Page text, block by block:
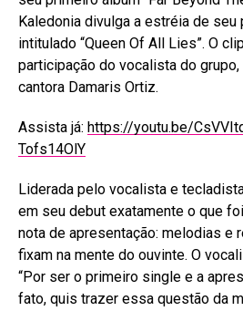
Kaledonia divulga a estréia de
intitulado “Queen Of All Lies”. O
participação do vocalista do
cantora Damaris Ortiz.
Assista já: https://youtu.be/
Tofs14OlY
Liderada pelo vocalista e
em seu debut exatamente o que
nota de apresentação: melodias e
fixam na mente do ouvinte. O
“Por ser o primeiro single e a
fato, quis trazer essa questão da